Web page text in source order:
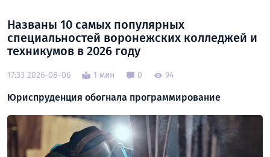
Названы 10 самых популярных
специальностей воронежских колледжей и
техникумов в 2026 году
17:33 2026-08-06 1 мин 0 94
Юриспруденция обогнала программирование